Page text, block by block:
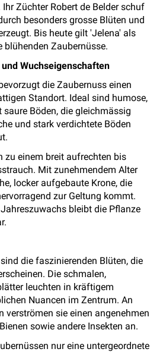
Züchter Robert de Belder schuf
besonders grosse Blüten und
Bis heute gilt 'Jelena' als
blühenden Zaubernüsse.
Wuchseigenschaften
die Zaubernuss einen
Standort. Ideal sind humose,
Böden, die gleichmässig
und stark verdichtete Böden
zu einem breit aufrechten bis
Mit zunehmendem Alter
locker aufgebaute Krone, die
zur Geltung kommt.
bleibt die Pflanze
die faszinierenden Blüten, die
Die schmalen,
leuchten in kräftigem
Nuancen im Zentrum. An
verströmen sie einen angenehmen
sowie andere Insekten an.
nur eine untergeordnete